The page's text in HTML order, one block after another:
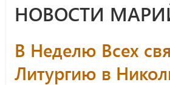
НОВОСТИ
В Неделю Всех
Литургию в